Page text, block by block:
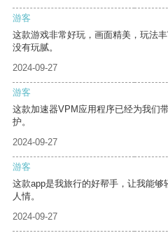
游客
这款游戏非常好玩，画面精美，玩法
没有玩腻。
2024-09-27
游客
这款加速器VPM应用程序已经为我们
护。
2024-09-27
游客
这款app是我旅行的好帮手，让我能
人情。
2024-09-27